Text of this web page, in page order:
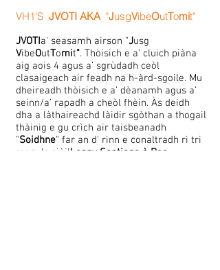
JVOTIa' seasamh airson "Jusg
VibeOutTomit". Thòisich e a’ cluich piàna
aig aois 4 agus a’ sgrùdadh ceòl
clasaigeach air feadh na h-àrd-sgoile. Mu
dheireadh thòisich e a’ dèanamh agus a’
seinn/a’ rapadh a cheòl fhèin. Às deidh
dha a làthaireachd làidir sgòthan a thogail
thàinig e gu crìch air taisbeanadh
"Soidhne" far an d' rinn e conaltradh ri tri
moguls ciùilLenny Santiago à Roc
VH1'S JVOTI AKA "JusgVibeOutTomit"